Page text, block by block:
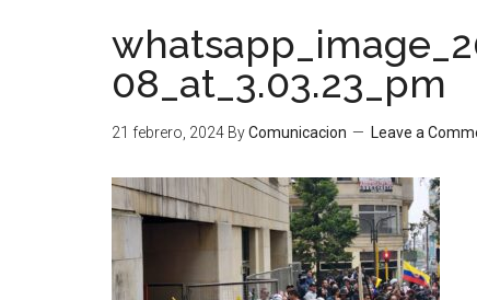
08_at_3.03.23_pm
21 febrero, 2024 ByComunicacion Leave a